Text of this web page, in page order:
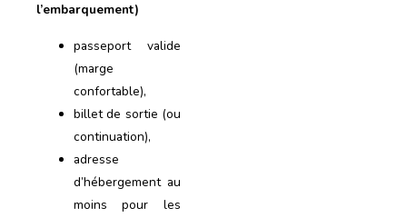
l’embarquement)
passeport valide
(marge
confortable),
billet de sortie (ou
continuation),
adresse
d’hébergement au
moins pour les